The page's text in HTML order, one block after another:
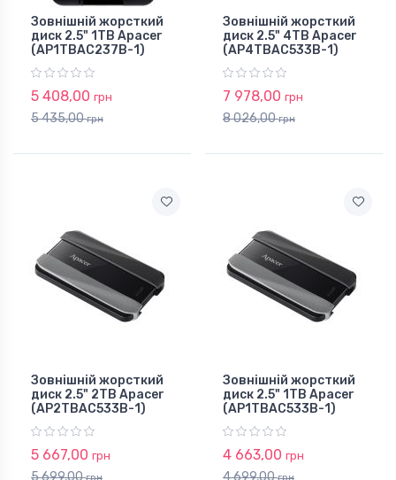
Зовнішній жорсткий
диск 2.5" 1TB Apacer
(AP1TBAC237B-1)
5 408,00 грн
5 435,00грн
Зовнішній жорсткий
диск 2.5" 4TB Apacer
(AP4TBAC533B-1)
7 978,00 грн
8 026,00грн
Зовнішній жорсткий
диск 2.5" 2TB Apacer
(AP2TBAC533B-1)
5 667,00 грн
Зовнішній жорсткий
диск 2.5" 1TB Apacer
(AP1TBAC533B-1)
4 663,00 грн